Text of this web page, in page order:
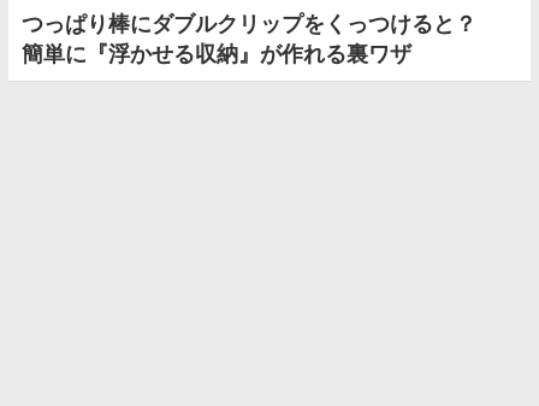
つっぱり棒にダブルクリップをくっつけると？
簡単に『浮かせる収納』が作れる裏ワザ